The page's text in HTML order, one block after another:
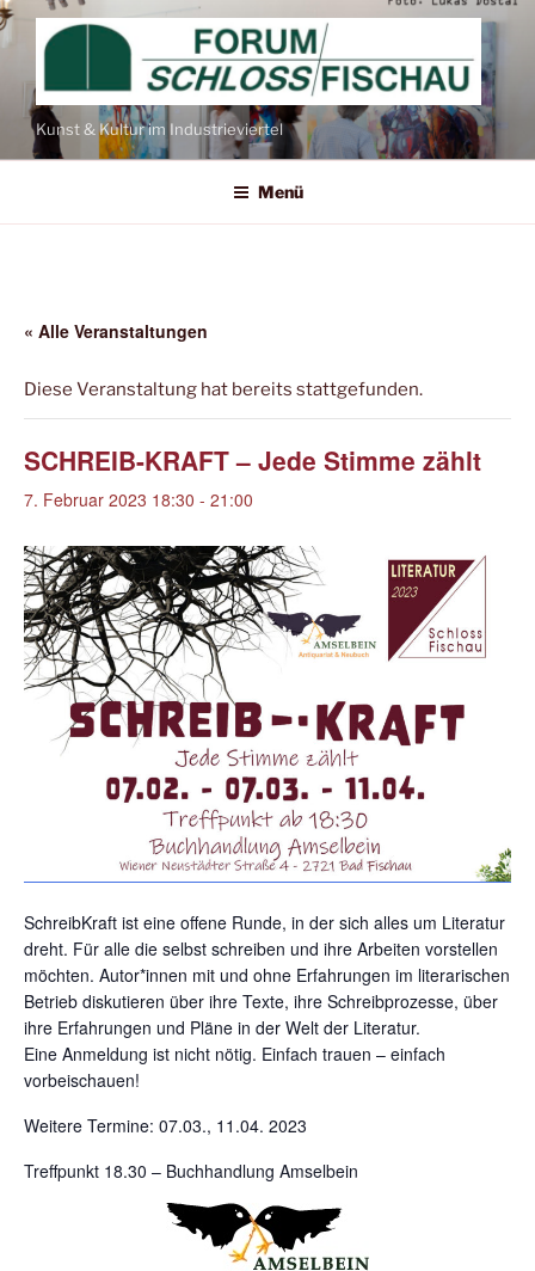
Zum
Inhalt
Kunst & Kultur im Industrieviertel
Menü
« Alle Veranstaltungen
Diese Veranstaltung hat bereits stattgefunden.
SCHREIB-KRAFT – Jede Stimme zählt
7. Februar 2023 18:30 - 21:00
SchreibKraft ist eine offene Runde, in der sich alles um Literatur
dreht. Für alle die selbst schreiben und ihre Arbeiten vorstellen
möchten. Autor*innen mit und ohne Erfahrungen im literarischen
Betrieb diskutieren über ihre Texte, ihre Schreibprozesse, über
ihre Erfahrungen und Pläne in der Welt der Literatur.
Eine Anmeldung ist nicht nötig. Einfach trauen – einfach
vorbeischauen!
Weitere Termine: 07.03., 11.04. 2023
Treffpunkt 18.30 – Buchhandlung Amselbein